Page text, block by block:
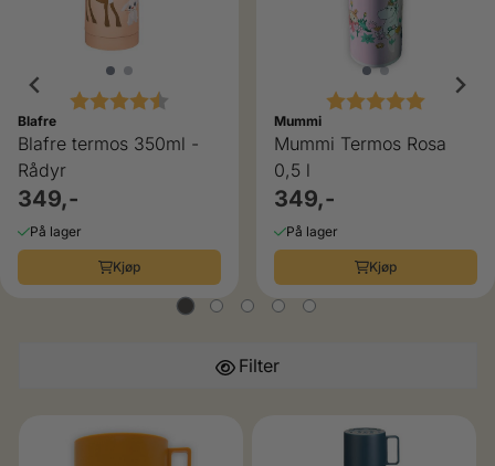
Karakter:
Blafre
Blafre termos 350ml -
Rådyr
349,-
På lager
Kjøp
Karakter: 5.0 av
Mummi
Mummi Termos Rosa
0,5 l
349,-
På lager
Kjøp
Filter